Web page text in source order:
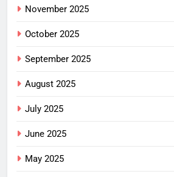
November 2025
October 2025
September 2025
August 2025
July 2025
June 2025
May 2025